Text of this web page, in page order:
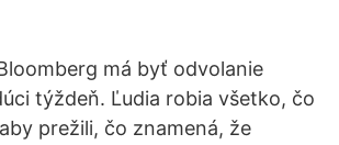
má byť odvolanie
týždeň. Ľudia robia všetko, čo
prežili, čo znamená, že